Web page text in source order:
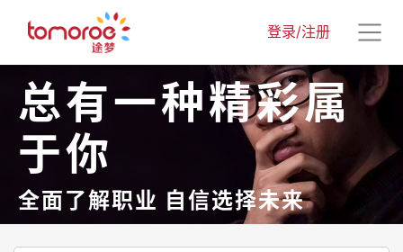
登录/注册
总有一种精彩属
于你
全面了解职业 自信选择未来